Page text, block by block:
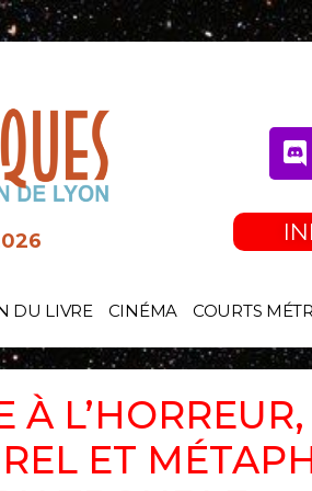
DU LIVRE CINÉMA COURTS
À L’HORREUR,
ET